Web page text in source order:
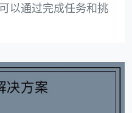
以通过完成任务和挑